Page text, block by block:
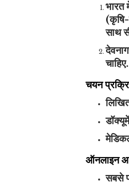
भारत
(कृषि-
साथ
चाहिए.
चयन
लिखित
ऑनलाइन
सबसे